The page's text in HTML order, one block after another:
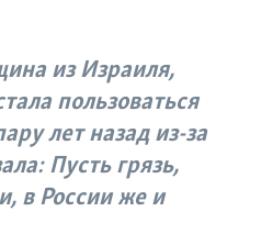
из Израиля,
пользоваться
лет назад из-за
Пусть грязь,
в России же и